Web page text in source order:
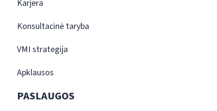
Karjera
Konsultacinė taryba
VMI strategija
Apklausos
PASLAUGOS